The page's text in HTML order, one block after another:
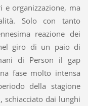
organizzazione, ma
Solo con tanto
reazione dei
giro di un paio di
di Person il gap
fase molto intensa
della stagione
schiacciato dai lunghi